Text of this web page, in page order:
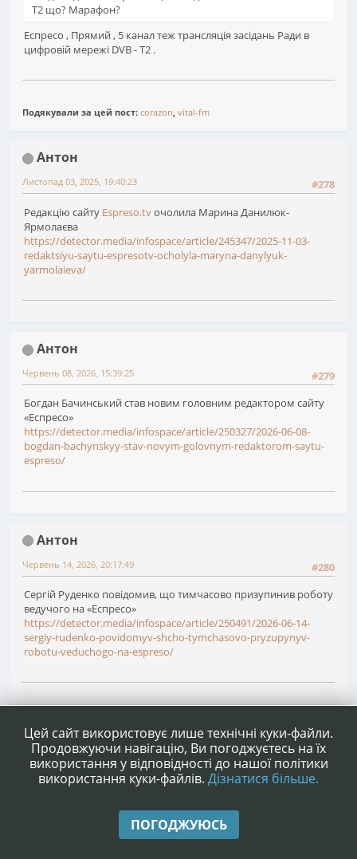
Т2 що? Марафон?
Еспресо , Прямий , 5 канал теж трансляція засідань Ради в
цифровій мережі DVB - T2 .
Подякували за цей пост: corazon, vital-fm
Антон
#278
Листопад 03, 2025, 19:40:23
Редакцію сайту Espreso.tvочолила Марина Данилюк-
Ярмолаєва
https://detector.media/infospace/article/245347/2025-11-03-
redaktsiyu-saytu-espresotv-ocholyla-maryna-danylyuk-
yarmolaieva/
Антон
#279
Червень 08, 2026, 15:39:25
Богдан Бачинський став новим головним редактором сайту
«Еспресо»
https://detector.media/infospace/article/250327/2026-06-08-
bogdan-bachynskyy-stav-novym-golovnym-redaktorom-saytu-
espreso/
Антон
#280
Червень 14, 2026, 20:17:49
Сергій Руденко повідомив, що тимчасово призупинив роботу
ведучого на «Еспресо»
https://detector.media/infospace/article/250491/2026-06-14-
sergiy-rudenko-povidomyv-shcho-tymchasovo-pryzupynyv-
robotu-veduchogo-na-espreso/
Допомога|Умови та правила|Нагору ▲
SMF 2.1.4 © 2023,Simple Machines
Цей сайт використовує лише технічні куки-файли.
Продовжуючи навігацію, Ви погоджуєтесь на їх
використання у відповідності до нашої політики
використання куки-файлів. Дізнатися більше.
ПОГОДЖУЮСЬ